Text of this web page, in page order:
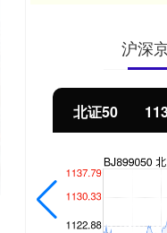
沪深
北证50